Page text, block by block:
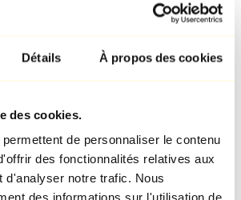
Détails À propos des cookies
des cookies.
de personnaliser le contenu
des fonctionnalités relatives aux
d'analyser notre trafic. Nous
des informations sur l'utilisation de
Orlinski
Haring
Koons
Michel Basquiat
les designers